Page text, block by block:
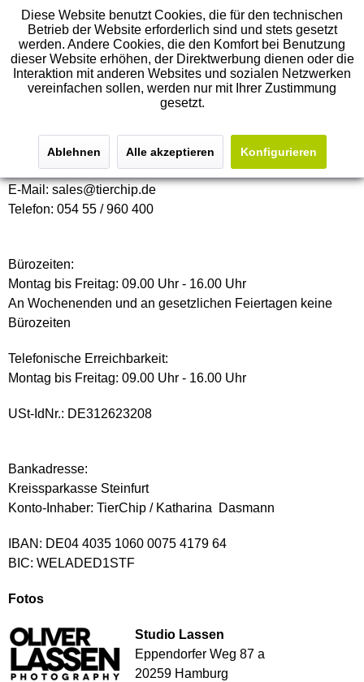
Impressum
49545 Tecklenburg
E-Mail: sales@tierchip.de
Telefon: 054 55 / 960 400
Bürozeiten:
Montag bis Freitag: 09.00 Uhr - 16.00 Uhr
An Wochenenden und an gesetzlichen Feiertagen keine
Bürozeiten
Telefonische Erreichbarkeit:
Montag bis Freitag: 09.00 Uhr - 16.00 Uhr
USt-IdNr.: DE312623208
Bankadresse:
Kreissparkasse Steinfurt
Konto-Inhaber: TierChip / Katharina Dasmann
IBAN: DE04 4035 1060 0075 4179 64
BIC: WELADED1STF
Fotos
Studio Lassen
Eppendorfer Weg 87 a
20259 Hamburg
Diese Website benutzt Cookies, die für den technischen
Betrieb der Website erforderlich sind und stets gesetzt
werden. Andere Cookies, die den Komfort bei Benutzung
dieser Website erhöhen, der Direktwerbung dienen oder die
Interaktion mit anderen Websites und sozialen Netzwerken
vereinfachen sollen, werden nur mit Ihrer Zustimmung
gesetzt.
Ablehnen Alle akzeptieren Konfigurieren